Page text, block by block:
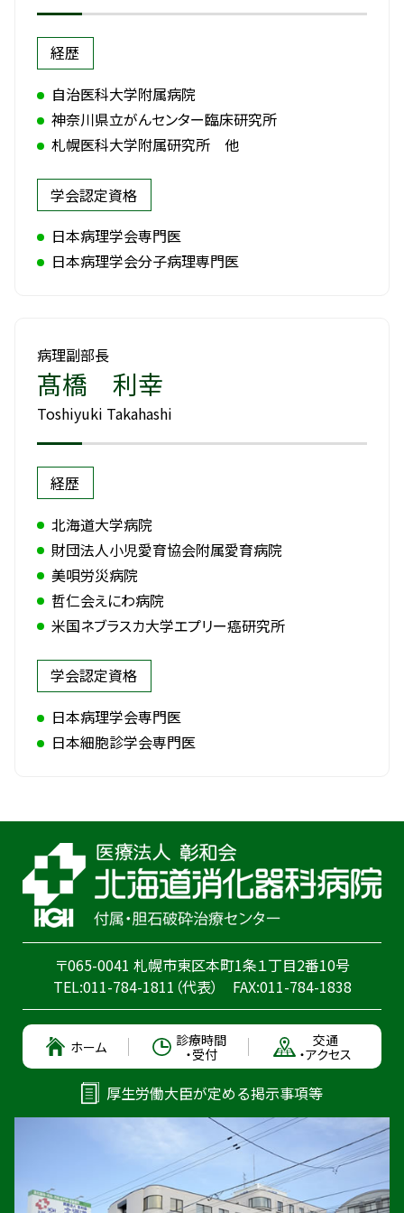
経歴
自治医科大学附属病院
神奈川県立がんセンター臨床研究所
札幌医科大学附属研究所 他
学会認定資格
日本病理学会専門医
日本病理学会分子病理専門医
病理副部長
髙橋 利幸
Toshiyuki Takahashi
経歴
北海道大学病院
財団法人小児愛育協会附属愛育病院
美唄労災病院
哲仁会えにわ病院
米国ネブラスカ大学エプリー癌研究所
学会認定資格
日本病理学会専門医
日本細胞診学会専門医
〒065-0041 札幌市東区本町1条１丁目2番10号
TEL:011-784-1811 （代表） FAX:011-784-1838
ホーム
診療時間
・受付
交通
・アクセス
厚生労働大臣が定める掲示事項等